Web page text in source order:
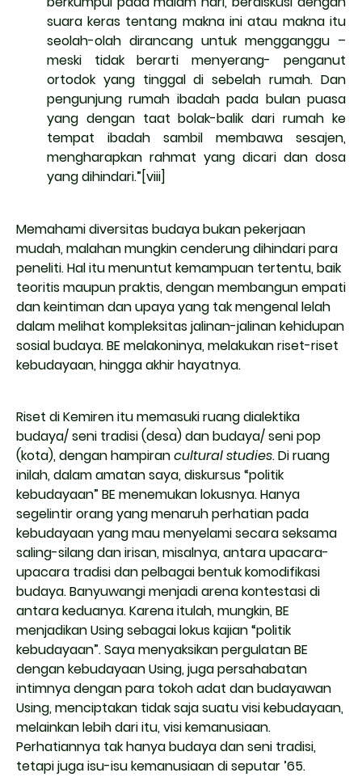
suara keras tentang makna ini atau makna itu
seolah-olah dirancang untuk mengganggu –
meski tidak berarti menyerang- penganut
ortodok yang tinggal di sebelah rumah. Dan
pengunjung rumah ibadah pada bulan puasa
yang dengan taat bolak-balik dari rumah ke
tempat ibadah sambil membawa sesajen,
mengharapkan rahmat yang dicari dan dosa
yang dihindari.”[viii]
Memahami diversitas budaya bukan pekerjaan
mudah, malahan mungkin cenderung dihindari para
peneliti. Hal itu menuntut kemampuan tertentu, baik
teoritis maupun praktis, dengan membangun empati
dan keintiman dan upaya yang tak mengenal lelah
dalam melihat kompleksitas jalinan-jalinan kehidupan
sosial budaya. BE melakoninya, melakukan riset-riset
kebudayaan, hingga akhir hayatnya.
Riset di Kemiren itu memasuki ruang dialektika
budaya/ seni tradisi (desa) dan budaya/ seni pop
(kota), dengan hampirancultural studies. Di ruang
inilah, dalam amatan saya, diskursus “politik
kebudayaan” BE menemukan lokusnya. Hanya
segelintir orang yang menaruh perhatian pada
kebudayaan yang mau menyelami secara seksama
saling-silang dan irisan, misalnya, antara upacara-
upacara tradisi dan pelbagai bentuk komodifikasi
budaya. Banyuwangi menjadi arena kontestasi di
antara keduanya. Karena itulah, mungkin, BE
menjadikan Using sebagai lokus kajian “politik
kebudayaan”. Saya menyaksikan pergulatan BE
dengan kebudayaan Using, juga persahabatan
intimnya dengan para tokoh adat dan budayawan
Using, menciptakan tidak saja suatu visi kebudayaan,
melainkan lebih dari itu, visi kemanusiaan.
Perhatiannya tak hanya budaya dan seni tradisi,
tetapi juga isu-isu kemanusiaan di seputar ’65.